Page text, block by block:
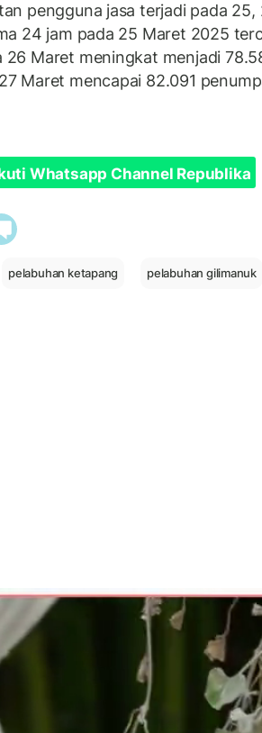
pengguna jasa terjadi pada 25,
24 jam pada 25 Maret 2025
26 Maret meningkat menjadi
Maret mencapai 82.091
Whatsapp Channel Republika
pelabuhan ketapang pelabuhan gilimanuk